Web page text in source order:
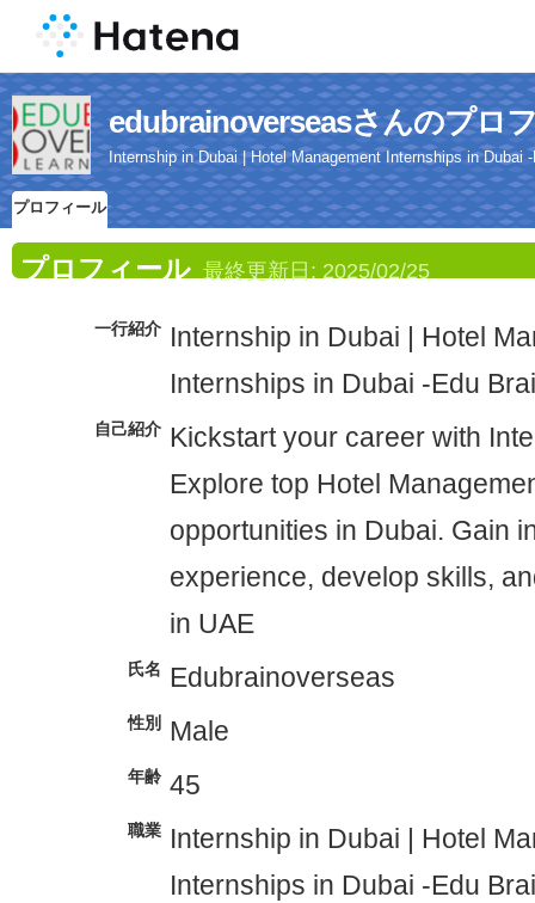
edubrainoverseasさんのプロ
Internship in Dubai | Hotel Management Internships in Dubai
プロフィール
プロフィール 最終更新日: 2025/02/25
一行紹介 Internship in Dubai | Hotel
Internships in Dubai -Edu
自己紹介 Kickstart your career with
Explore top Hotel
opportunities in Dubai. Gain
experience, develop skills,
in UAE
氏名 Edubrainoverseas
性別 Male
年齢 45
職業 Internship in Dubai | Hotel
Internships in Dubai -Edu